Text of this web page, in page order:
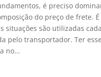
é preciso
do preço de frete.
situações são utilizadas
pelo transportador. Ter esse
no...